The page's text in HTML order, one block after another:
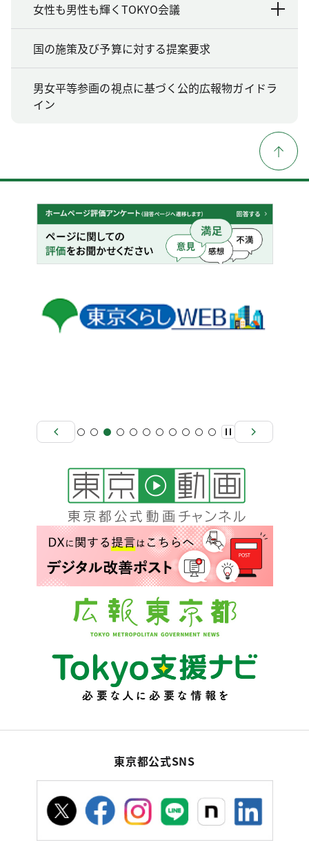
女性も男性も輝くTOKYO会議
国の施策及び予算に対する提案要求
男女平等参画の視点に基づく公的広報物ガイドラ
イン
東京都公式SNS